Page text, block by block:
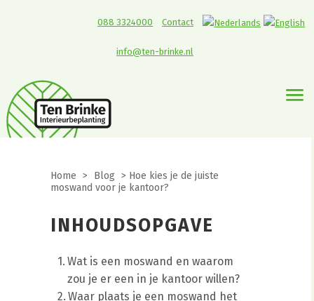
Contact
088 3324000
info@ten-brinke.nl
Home > Blog > Hoe kies je de juiste
moswand voor je kantoor?
INHOUDSOPGAVE
Wat is een moswand en waarom
zou je er een in je kantoor willen?
Waar plaats je een moswand het